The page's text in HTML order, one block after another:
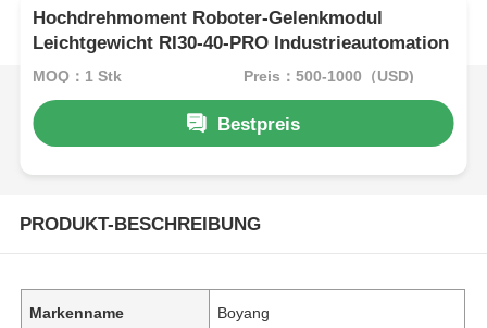
Hochdrehmoment Roboter-Gelenkmodul
Leichtgewicht RI30-40-PRO Industrieautomation
MOQ：1 Stk Preis：500-1000（USD)
Bestpreis
PRODUKT-BESCHREIBUNG
Markenname Boyang